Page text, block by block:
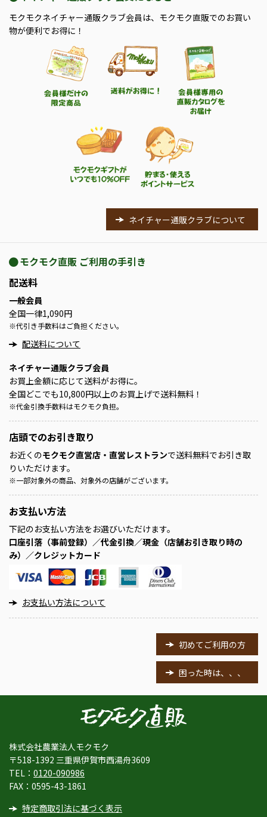
モクモクネイチャー通販クラブ会員は、モクモク直販でのお買い
物が便利でお得に！
ネイチャー通販クラブについて
モクモク直販 ご利用の手引き
配送料
一般会員
全国一律1,090円
※代引き手数料はご負担ください。
配送料について
ネイチャー通販クラブ会員
お買上金額に応じて送料がお得に。
全国どこでも10,800円以上のお買上げで送料無料！
※代金引換手数料はモクモク負担。
店頭でのお引き取り
お近くのモクモク直営店・直営レストランで送料無料でお引き取
りいただけます。
※一部対象外の商品、対象外の店舗がございます。
お支払い方法
下記のお支払い方法をお選びいただけます。
口座引落（事前登録）／代金引換／現金（店舗お引き取り時の
み）／クレジットカード
お支払い方法について
初めてご利用の方
困った時は、、、
株式会社農業法人モクモク
〒518-1392 三重県伊賀市西湯舟3609
TEL： 0120-090986
FAX：0595-43-1861
特定商取引法に基づく表示